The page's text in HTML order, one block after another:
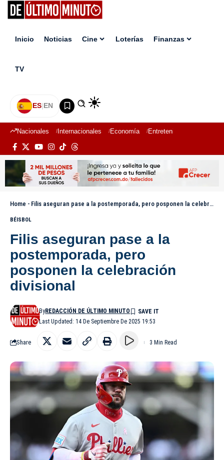
Inicio Noticias Cine Loterías Finanzas
TV
ES|EN
Nacionales Internacionales Economía Entretenimiento
Home - Filis aseguran pase a la postemporada, pero posponen la celebración divisional
BÉISBOL
Filis aseguran pase a la
postemporada, pero
posponen la celebración
divisional
Last Updated: 14 De Septiembre De 2025 19:53
ByREDACCIÓN DE ÚLTIMO MINUTO
Share 3 Min Read